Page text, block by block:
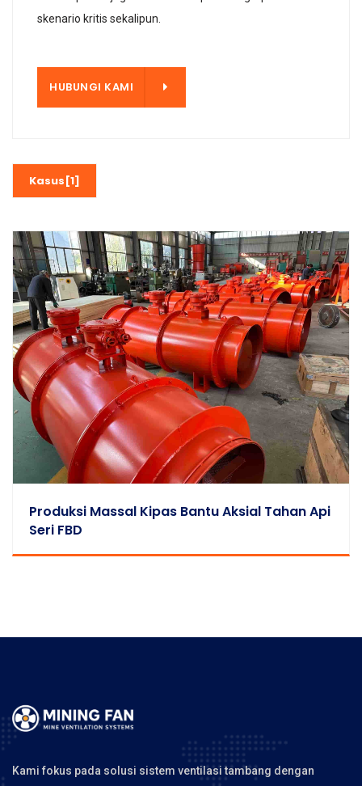
skenario kritis sekalipun.
HUBUNGI KAMI
Kasus[1]
Produksi Massal Kipas Bantu Aksial Tahan Api
Seri FBD
Kami fokus pada solusi sistem ventilasi tambang dengan